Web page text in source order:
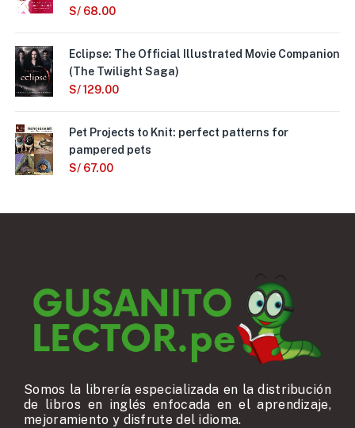
S/ 68.00
Eclipse: The Official Illustrated Movie Companion
(The Twilight Saga)
S/129.00
Pet Projects to Knit: perfect patterns for
pampered pets
S/ 67.00
Somos la librería especializada en la distribución
de libros en inglés enfocada en el aprendizaje,
mejoramiento y disfrute del idioma.